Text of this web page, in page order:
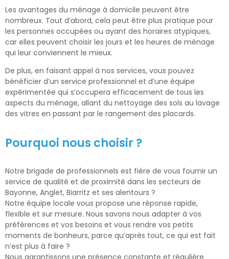
Les avantages du ménage à domicile peuvent être
nombreux. Tout d’abord, cela peut être plus pratique pour
les personnes occupées ou ayant des horaires atypiques,
car elles peuvent choisir les jours et les heures de ménage
qui leur conviennent le mieux.
De plus, en faisant appel à nos services, vous pouvez
bénéficier d’un service professionnel et d’une équipe
expérimentée qui s’occupera efficacement de tous les
aspects du ménage, allant du nettoyage des sols au lavage
des vitres en passant par le rangement des placards.
Pourquoi nous choisir ?
Notre brigade de professionnels est fière de vous fournir un
service de qualité et de proximité dans les secteurs de
Bayonne, Anglet, Biarritz et ses alentours ?
Notre équipe locale vous propose une réponse rapide,
flexible et sur mesure. Nous savons nous adapter à vos
préférences et vos besoins et vous rendre vos petits
moments de bonheurs, parce qu’après tout, ce qui est fait
n’est plus à faire ?